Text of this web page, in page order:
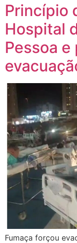
Princípio
Hospital
Pessoa e
Fumaça forçou